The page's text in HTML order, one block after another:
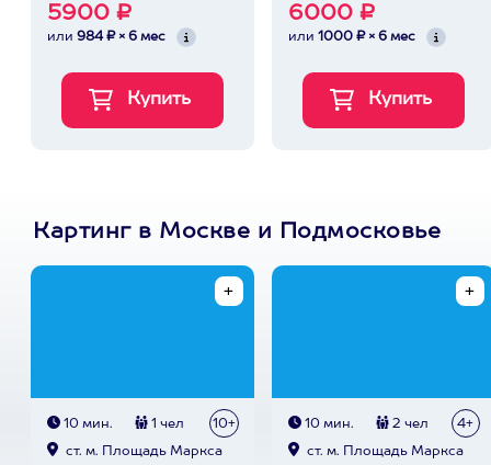
5900 ₽
или 984 ₽ × 6 мес
6000 ₽
или 1000 ₽ × 6 мес
Картинг в Москве и Подмосковье
10 мин. 1 чел 10+
ст. м. Площадь Маркса
10 мин. 2 чел 4+
ст. м. Площадь Маркса